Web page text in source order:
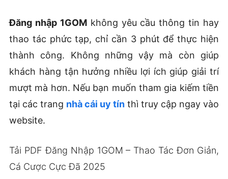
Đăng nhập 1GOMkhông yêu cầu thông tin hay
thao tác phức tạp, chỉ cần 3 phút để thực hiện
thành công. Không những vậy mà còn giúp
khách hàng tận hưởng nhiều lợi ích giúp giải trí
mượt mà hơn. Nếu bạn muốn tham gia kiếm tiền
tại các trang nhà cái uy tín thì truy cập ngay vào
website.
Tải PDF Đăng Nhập 1GOM – Thao Tác Đơn Giản,
Cá Cược Cực Đã 2025